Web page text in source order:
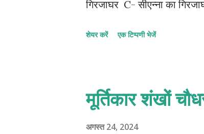
गिरजाघर C- सीएन्ना का
पालिकलीट्स B- मायरान C-
है? A- पालिकलीट्स B-
ने कला आंदोलन की अगुवाई की
शेयर करें एक टिप्पणी भेजें
मूर्तिकार शंखों
अगस्त 24, 2024